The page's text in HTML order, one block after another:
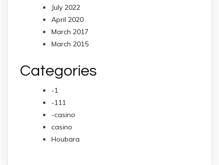
July 2022
April 2020
March 2017
March 2015
Categories
-1
-111
-casino
casino
Houbara